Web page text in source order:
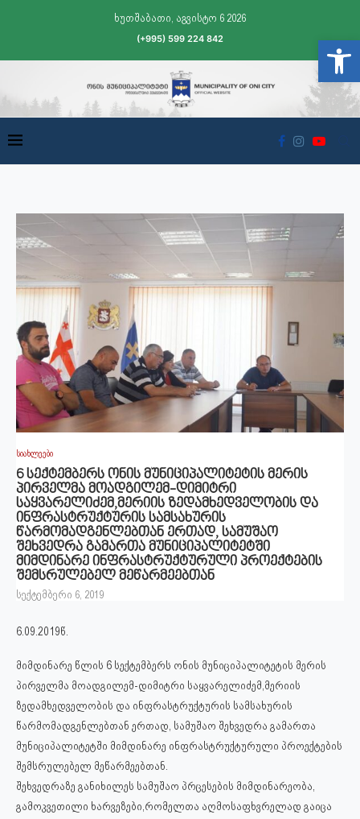
ხუთშაბათი, აგვისტო 6 2026
(+995) 599 224 842
სიახლეები
6 სექტემბერს ონის მუნიციპალიტეტის მერის
პირველმა მოადგილემ-დიმიტრი
საყვარელიძემ,მერიის ზედამხედველობის და
ინფრასტრუქტურის სამსახურის
წარმომადგენლებთან ერთად, სამუშაო
შეხვედრა გამართა მუნიციპალიტეტში
მიმდინარე ინფრასტრუქტურული პროექტების
შემსრულებელ მეწარმეებთან
სექტემბერი 6, 2019
6.09.2019წ.
მიმდინარე წლის 6 სექტემბერს ონის მუნიციპალიტეტის მერის
პირველმა მოადგილემ-დიმიტრი საყვარელიძემ,მერიის
ზედამხედველობის და ინფრასტრუქტურის სამსახურის
წარმომადგენლებთან ერთად, სამუშაო შეხვედრა გამართა
მუნიციპალიტეტში მიმდინარე ინფრასტრუქტურული პროექტების
შემსრულებელ მეწარმეებთან.
შეხვედრაზე განიხილეს სამუშაო პრცესების მიმდინარეობა,
გამოკვეთილი ხარვეზები,რომელთა აღმოსაფხვრელად გაიცა